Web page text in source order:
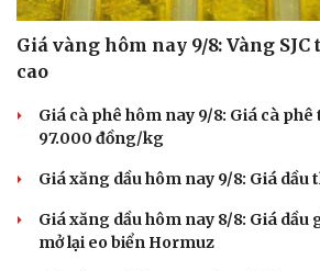
Giá vàng hôm nay 9/8: Vàng SJC
cao
Giá cà phê hôm nay 9/8: Giá cà
97.000 đồng/kg
Giá xăng dầu hôm nay 9/8: Giá dầu
Giá xăng dầu hôm nay 8/8: Giá dầu
mở lại eo biển Hormuz